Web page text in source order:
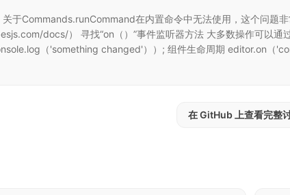
于Commands.runCommand在内置命令中无法使用，这个问题
docs/） 寻找“on（）”事件监听器方法 大多数操作可以通
（'something changed'））; 组件生命周期 editor.on（
在 GitHub 上查看完整